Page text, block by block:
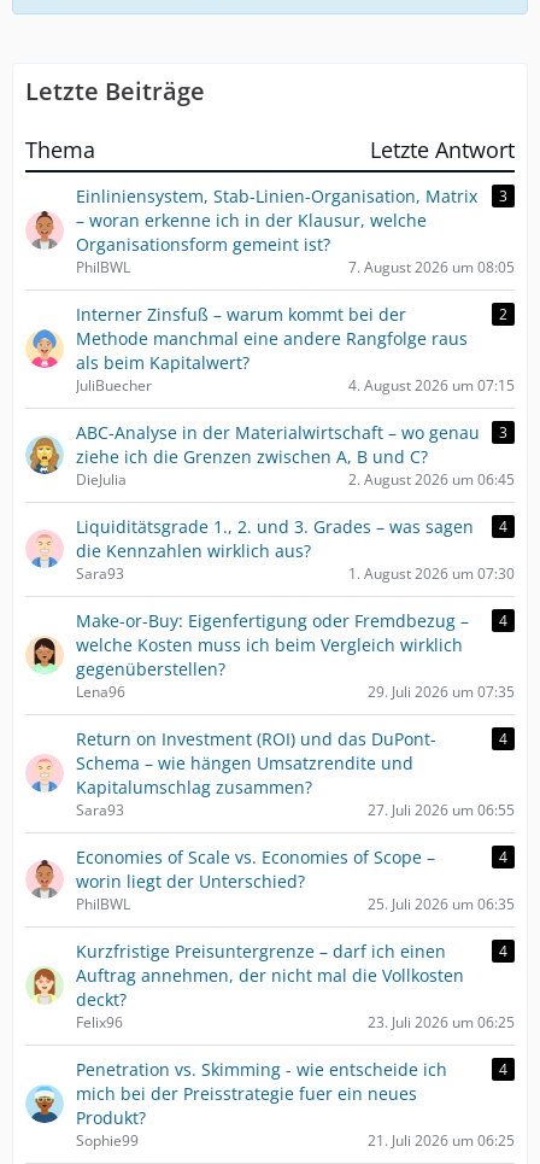
Letzte Beiträge
Thema Letzte Antwort
Einliniensystem, Stab-Linien-Organisation, Matrix
– woran erkenne ich in der Klausur, welche
Organisationsform gemeint ist?
3
PhilBWL 7. August 2026 um 08:05
Interner Zinsfuß – warum kommt bei der
Methode manchmal eine andere Rangfolge raus
als beim Kapitalwert?
2
JuliBuecher 4. August 2026 um 07:15
ABC-Analyse in der Materialwirtschaft – wo genau
ziehe ich die Grenzen zwischen A, B und C?
3
DieJulia 2. August 2026 um 06:45
Liquiditätsgrade 1., 2. und 3. Grades – was sagen
die Kennzahlen wirklich aus?
4
Sara93 1. August 2026 um 07:30
Make-or-Buy: Eigenfertigung oder Fremdbezug –
welche Kosten muss ich beim Vergleich wirklich
gegenüberstellen?
4
Lena96 29. Juli 2026 um 07:35
Return on Investment (ROI) und das DuPont-
Schema – wie hängen Umsatzrendite und
Kapitalumschlag zusammen?
4
Sara93 27. Juli 2026 um 06:55
Economies of Scale vs. Economies of Scope –
worin liegt der Unterschied?
4
PhilBWL 25. Juli 2026 um 06:35
Kurzfristige Preisuntergrenze – darf ich einen
Auftrag annehmen, der nicht mal die Vollkosten
deckt?
4
Felix96 23. Juli 2026 um 06:25
Penetration vs. Skimming - wie entscheide ich
mich bei der Preisstrategie fuer ein neues
Produkt?
4
Sophie99 21. Juli 2026 um 06:25